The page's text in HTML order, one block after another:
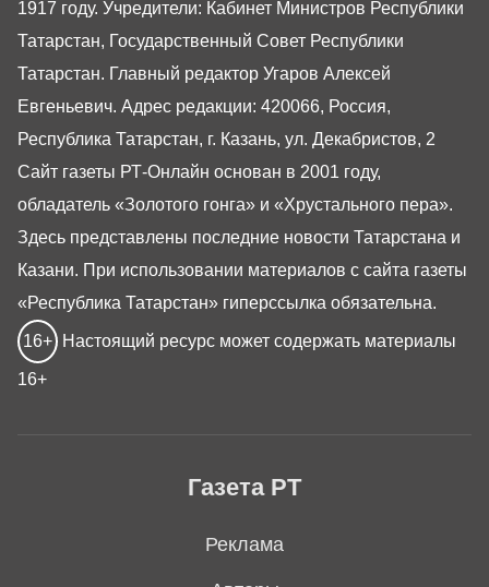
Газета РТ
Реклама
1917 году. Учредители: Кабинет Министров Республики
Татарстан, Государственный Совет Республики
Татарстан. Главный редактор Угаров Алексей
Евгеньевич. Адрес редакции: 420066, Россия,
Республика Татарстан, г. Казань, ул. Декабристов, 2
Сайт газеты РТ-Онлайн основан в 2001 году,
обладатель «Золотого гонга» и «Хрустального пера».
Здесь представлены последние новости Татарстана и
Казани. При использовании материалов с сайта газеты
«Республика Татарстан» гиперссылка обязательна.
16+ Настоящий ресурс может содержать материалы
16+